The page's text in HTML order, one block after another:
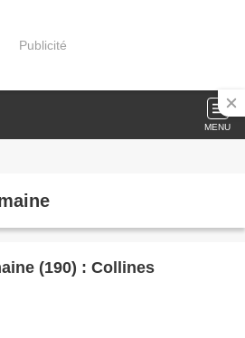
Publicité
MENU
(190) : Collines